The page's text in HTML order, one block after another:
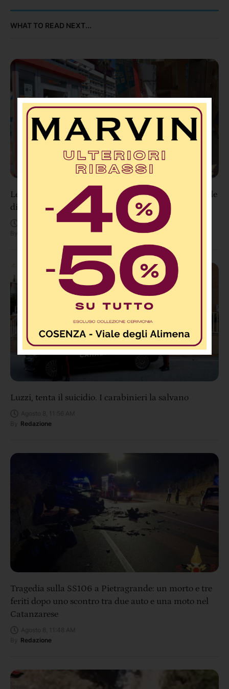
WHAT TO READ NEXT...
Lettere 2.0: “Ex Cabina Telecom davanti al Tribunale
di Cosenza diventa un dormitorio di fortuna”
Agosto 8, 12:28 PM
Luzzi, tenta il suicidio. I carabinieri la salvano
Redazione
Tragedia sulla SS106 a Pietragrande: un morto e tre
feriti dopo uno scontro tra due auto e una moto nel
Catanzarese
Redazione